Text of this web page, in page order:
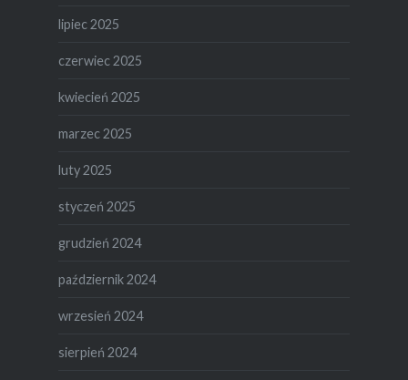
lipiec 2025
czerwiec 2025
kwiecień 2025
marzec 2025
luty 2025
styczeń 2025
grudzień 2024
październik 2024
wrzesień 2024
sierpień 2024